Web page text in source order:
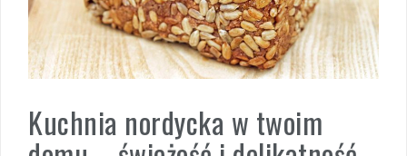
Kuchnia nordycka w twoim